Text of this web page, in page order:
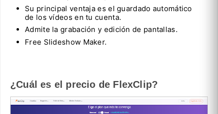
Su principal ventaja es el guardado automático
de los vídeos en tu cuenta.
Admite la grabación y edición de pantallas.
Free Slideshow Maker.
¿Cuál es el precio de FlexClip?